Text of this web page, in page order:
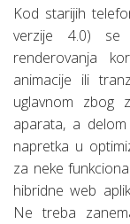
Kod starijih
verzije 4.0) se
renderovanja
animacije ili
uglavnom zbog
aparata, a
napretka u
za neke
hibridne web
Ne treba